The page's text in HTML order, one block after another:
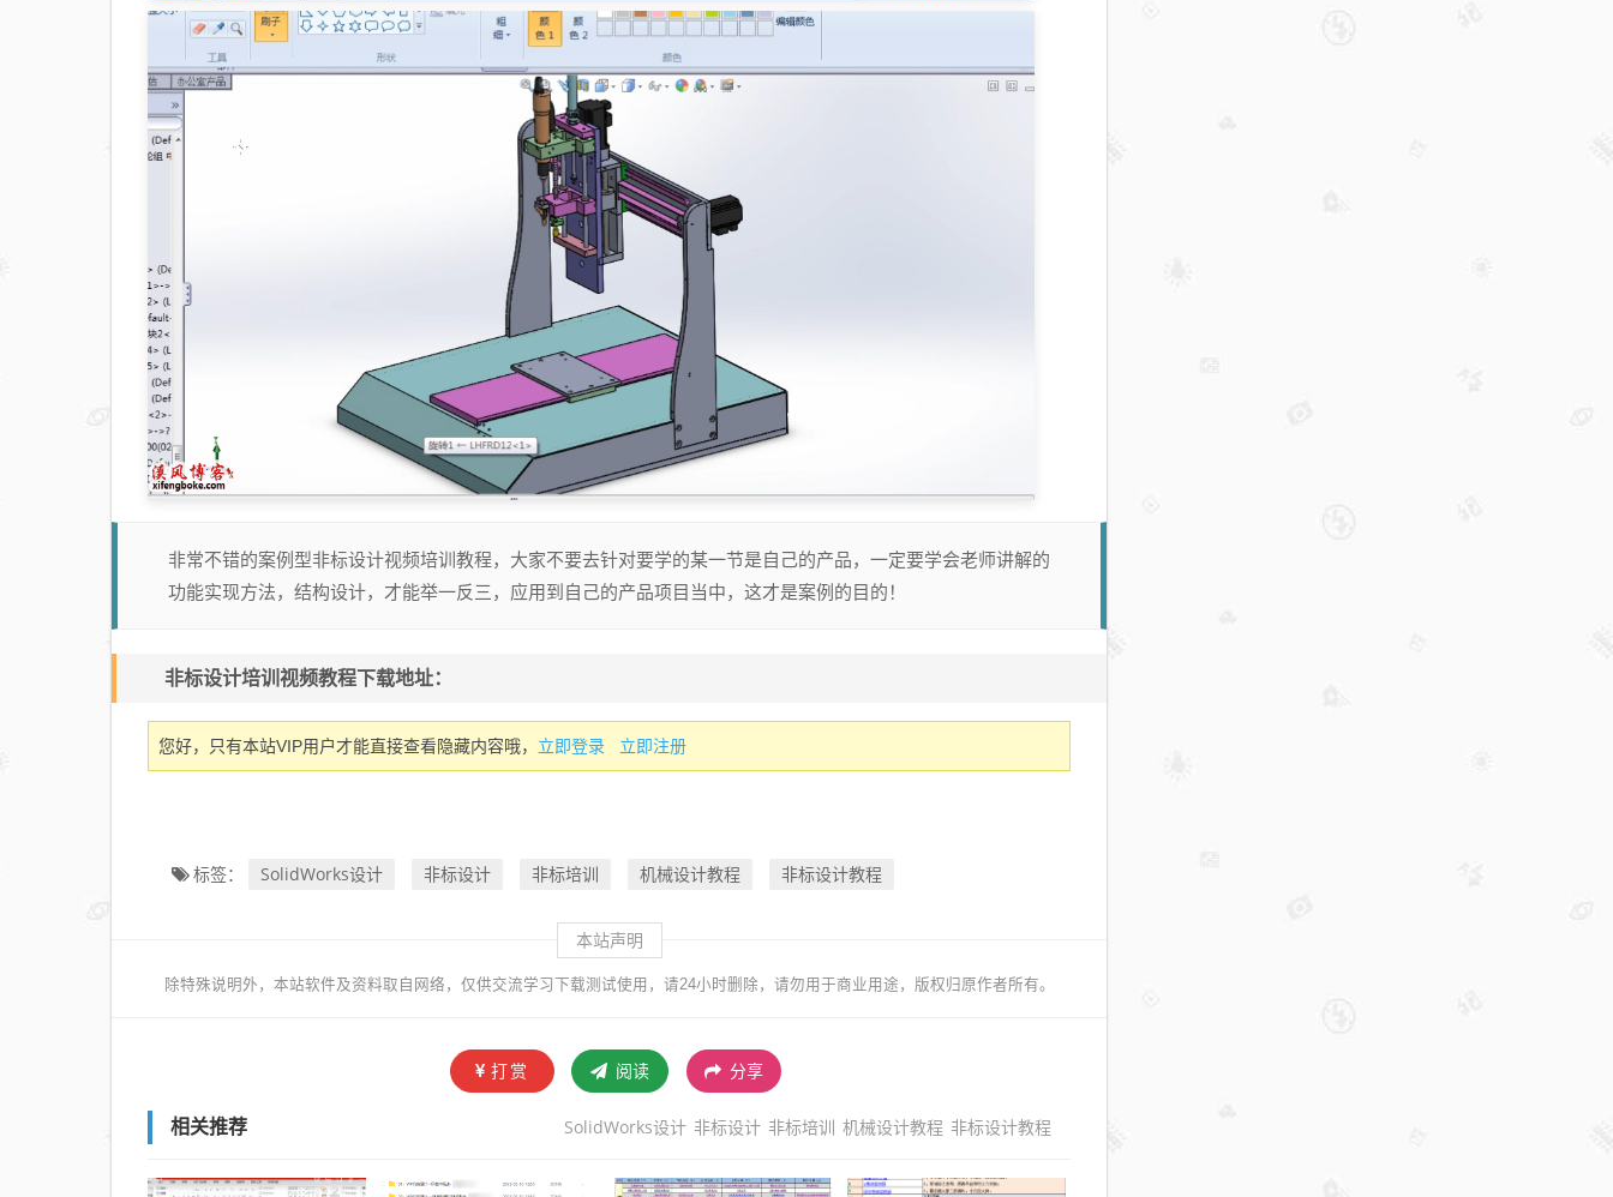
非常不错的案例型非标设计视频培训教程，大家不要去针对要学的某一节是自己的产品，一定要学会老师讲解的
功能实现方法，结构设计，才能举一反三，应用到自己的产品项目当中，这才是案例的目的！
非标设计培训视频教程下载地址：
您好，只有本站VIP用户才能直接查看隐藏内容哦， 立即登录 立即注册
标签： SolidWorks设计 非标设计 非标培训 机械设计教程 非标设计教程
本站声明
除特殊说明外，本站软件及资料取自网络，仅供交流学习下载测试使用，请24小时删除，请勿用于商业用途，版权归原作者所有。
打赏 阅读 分享
相关推荐 SolidWorks设计 非标设计 非标培训 机械设计教程 非标设计教程